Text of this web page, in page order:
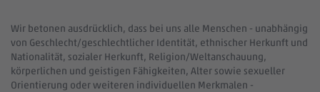
Wir betonen ausdrücklich, dass bei uns alle Menschen - unabhängig
von Geschlecht/geschlechtlicher Identität, ethnischer Herkunft und
Nationalität, sozialer Herkunft, Religion/Weltanschauung,
körperlichen und geistigen Fähigkeiten, Alter sowie sexueller
Orientierung oder weiteren individuellen Merkmalen -